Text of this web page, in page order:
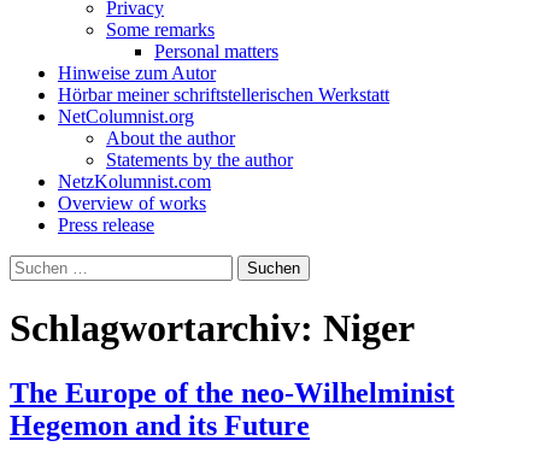
Privacy
Some remarks
Personal matters
Hinweise zum Autor
Hörbar meiner schriftstellerischen Werkstatt
NetColumnist.org
About the author
Statements by the author
NetzKolumnist.com
Overview of works
Press release
Suchen
nach:
Schlagwortarchiv: Niger
The Europe of the neo-Wilhelminist
Hegemon and its Future